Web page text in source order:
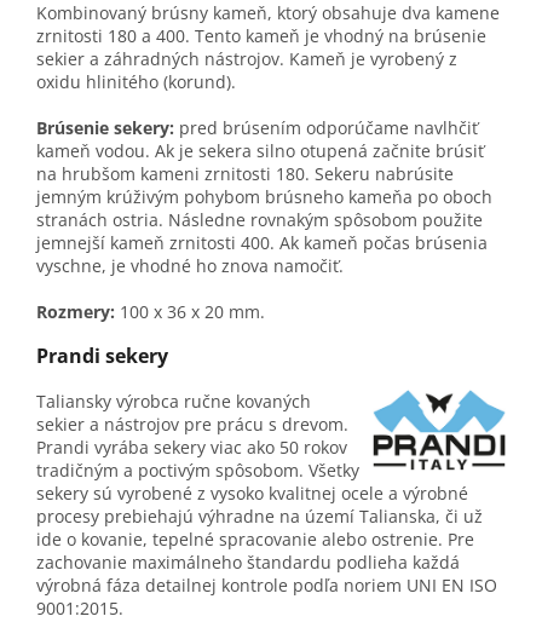
Kombinovaný brúsny kameň, ktorý obsahuje dva kamene
zrnitosti 180 a 400. Tento kameň je vhodný na brúsenie
sekier a záhradných nástrojov. Kameň je vyrobený z
oxidu hlinitého (korund).
Brúsenie sekery: pred brúsením odporúčame navlhčiť
kameň vodou. Ak je sekera silno otupená začnite brúsiť
na hrubšom kameni zrnitosti 180. Sekeru nabrúsite
jemným krúživým pohybom brúsneho kameňa po oboch
stranách ostria. Následne rovnakým spôsobom použite
jemnejší kameň zrnitosti 400. Ak kameň počas brúsenia
vyschne, je vhodné ho znova namočiť.
Rozmery: 100 x 36 x 20 mm.
Prandi sekery
Taliansky výrobca ručne kovaných
sekier a nástrojov pre prácu s drevom.
Prandi vyrába sekery viac ako 50 rokov
tradičným a poctivým spôsobom. Všetky
sekery sú vyrobené z vysoko kvalitnej ocele a výrobné
procesy prebiehajú výhradne na území Talianska, či už
ide o kovanie, tepelné spracovanie alebo ostrenie. Pre
zachovanie maximálneho štandardu podlieha každá
výrobná fáza detailnej kontrole podľa noriem UNI EN ISO
9001:2015.